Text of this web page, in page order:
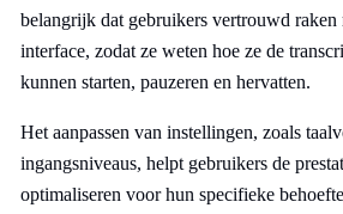
belangrijk dat gebruikers vertrouwd raken
interface, zodat ze weten hoe ze de
kunnen starten, pauzeren en hervatten.
Het aanpassen van instellingen, zoals
ingangsniveaus, helpt gebruikers de
optimaliseren voor hun specifieke